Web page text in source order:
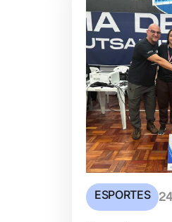
ESPORTES